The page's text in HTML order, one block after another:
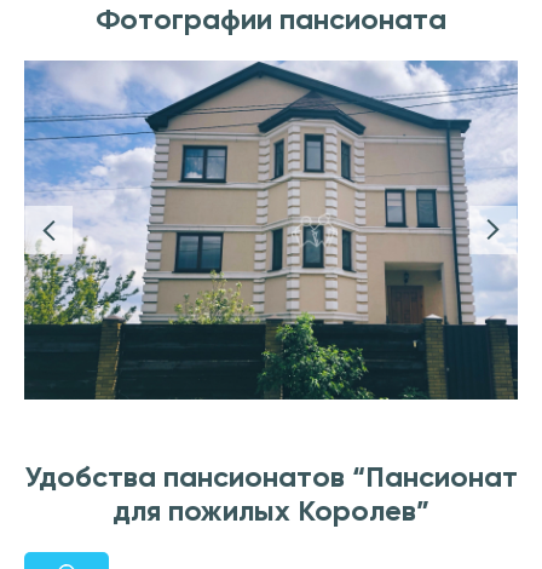
Фотографии пансионата
Удобства пансионатов “Пансионат
для пожилых Королев”